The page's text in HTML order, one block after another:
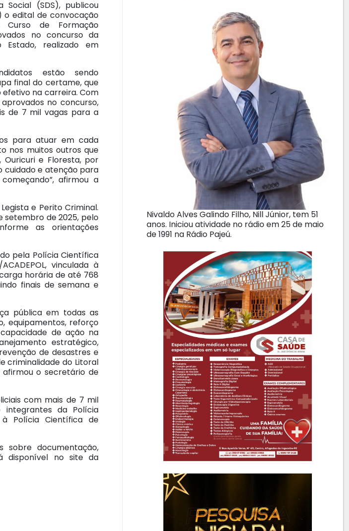
Social (SDS), publicou
edital de convocação
de Formação
no concurso da
Estado, realizado em
estão sendo
final do certame, que
na carreira. Com
no concurso,
de 7 mil vagas para a
para atuar em cada
nos muitos outros que
Ouricuri e Floresta, por
cuidado e atenção para
afirmou a
e Perito Criminal.
setembro de 2025, pelo
as orientações
pela Polícia Científica
vinculada à
horária de até 768
finais de semana e
pública em todas as
equipamentos, reforço
de ação na
estratégico,
de desastres e
criminalidade do Litoral
afirmou o secretário de
com mais de 7 mil
integrantes da Polícia
à Polícia Científica de
documentação,
disponível no site da
Nivaldo Alves Galindo Filho, Nill Júnior, tem 51
anos. Iniciou atividade no rádio em 25 de maio
de 1991 na Rádio Pajeú.